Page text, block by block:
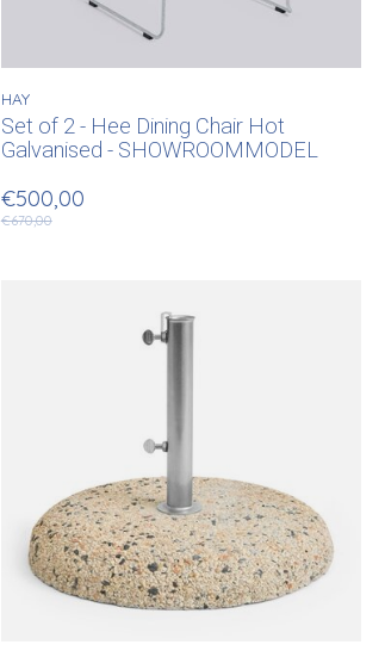
HAY
Set of 2 - Hee Dining Chair Hot
Galvanised - SHOWROOMMODEL
€500,00
€670,00